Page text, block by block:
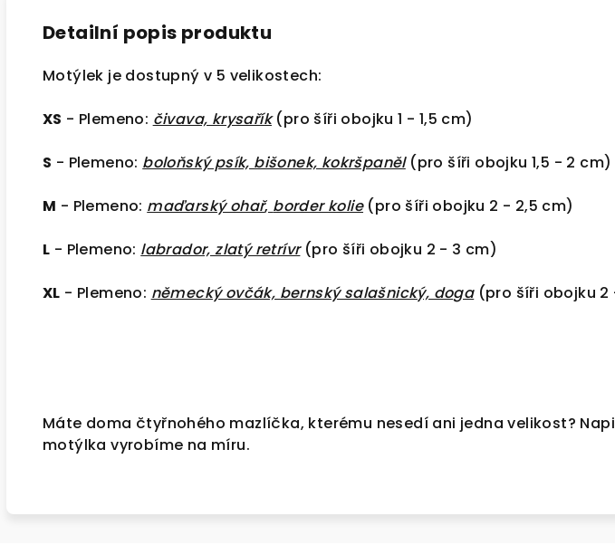
Detailní popis produktu
Motýlek je dostupný v 5 velikostech:
XS - Plemeno: čivava, krysařík(pro šíři obojku 1 - 1,5 cm)
S - Plemeno: boloňský psík, bišonek, kokršpaněl (pro šíři obojku 1,5 - 2 cm)
M - Plemeno: maďarský ohař, border kolie(pro šíři obojku 2 - 2,5 cm)
L - Plemeno: labrador, zlatý retrívr(pro šíři obojku 2 - 3 cm)
XL - Plemeno: německý ovčák, bernský salašnický, doga(pro šíři obojku 2
Máte doma čtyřnohého mazlíčka, kterému nesedí ani jedna velikost?
motýlka vyrobíme na míru.